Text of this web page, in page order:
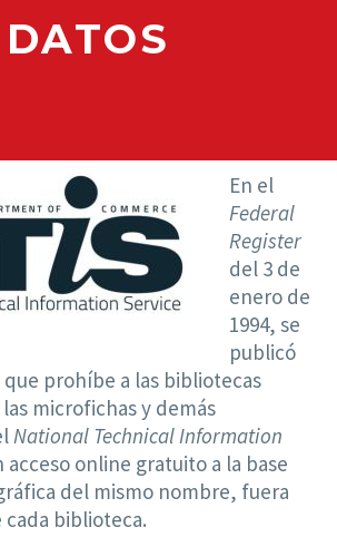
DATOS
En el
Federal
Register
del 3 de
enero de
1994, se
publicó
prohíbe a las bibliotecas
microfichas y demás
National Technical Information
acceso online gratuito a la base
del mismo nombre, fuera
cada biblioteca.